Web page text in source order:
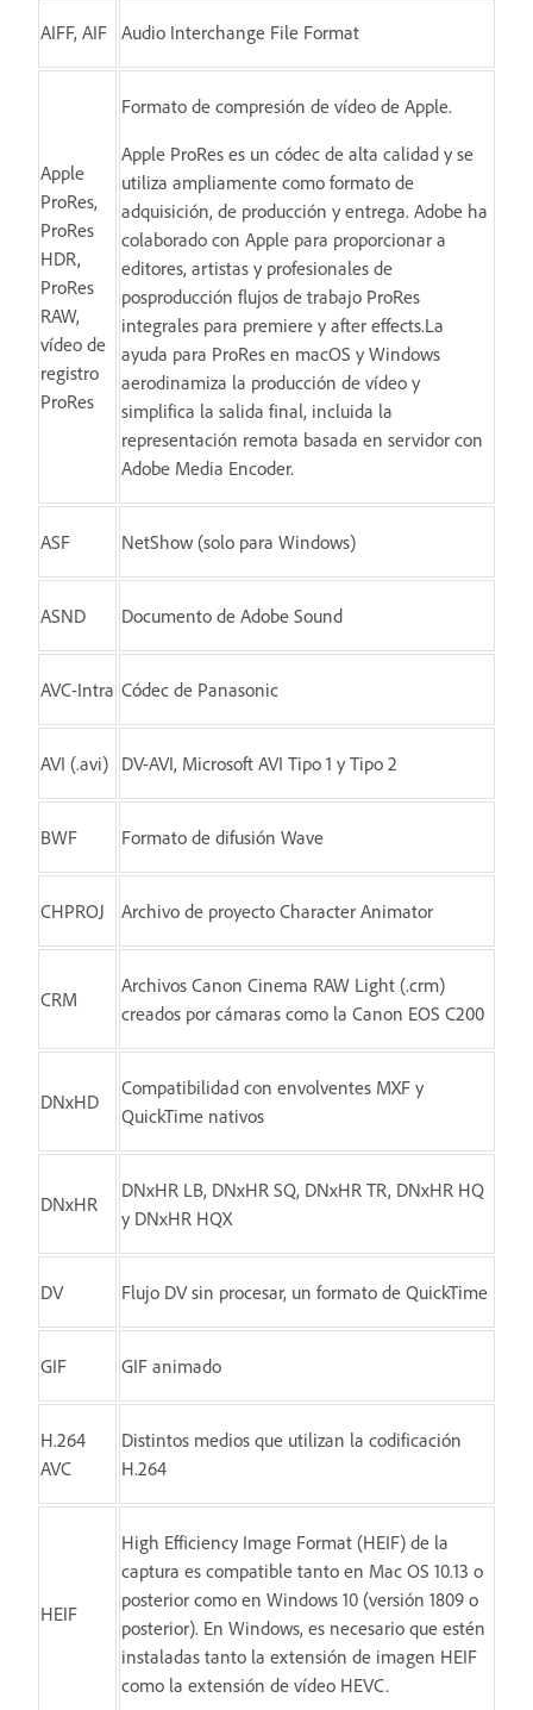
AIFF, AIF Audio Interchange File Format
Apple
ProRes,
ProRes
HDR,
ProRes
RAW,
vídeo de
registro
ProRes
Formato de compresión de vídeo de Apple.
Apple ProRes es un códec de alta calidad y se
utiliza ampliamente como formato de
adquisición, de producción y entrega. Adobe ha
colaborado con Apple para proporcionar a
editores, artistas y profesionales de
posproducción flujos de trabajo ProRes
integrales para premiere y after effects.La
ayuda para ProRes en macOS y Windows
aerodinamiza la producción de vídeo y
simplifica la salida final, incluida la
representación remota basada en servidor con
Adobe Media Encoder.
ASF NetShow (solo para Windows)
ASND Documento de Adobe Sound
AVC-Intra Códec de Panasonic
AVI (.avi) DV-AVI, Microsoft AVI Tipo 1 y Tipo 2
BWF Formato de difusión Wave
CHPROJ Archivo de proyecto Character Animator
CRM
Archivos Canon Cinema RAW Light (.crm)
creados por cámaras como la Canon EOS C200
DNxHD
Compatibilidad con envolventes MXF y
QuickTime nativos
DNxHR
DNxHR LB, DNxHR SQ, DNxHR TR, DNxHR HQ
y DNxHR HQX
DV Flujo DV sin procesar, un formato de QuickTime
GIF GIF animado
H.264
AVC
Distintos medios que utilizan la codificación
H.264
HEIF
High Efficiency Image Format (HEIF) de la
captura es compatible tanto en Mac OS 10.13 o
posterior como en Windows 10 (versión 1809 o
posterior). En Windows, es necesario que estén
instaladas tanto la extensión de imagen HEIF
como la extensión de vídeo HEVC.